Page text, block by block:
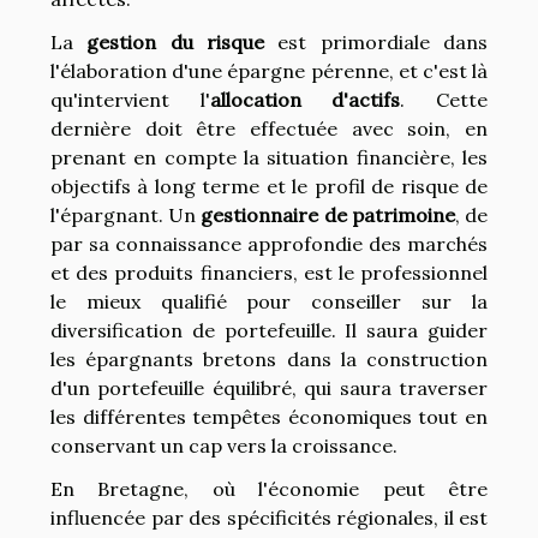
La gestion du risqueest primordiale dans
l'élaboration d'une épargne pérenne, et c'est là
qu'intervient l'allocation d'actifs. Cette
dernière doit être effectuée avec soin, en
prenant en compte la situation financière, les
objectifs à long terme et le profil de risque de
l'épargnant. Un gestionnaire de patrimoine, de
par sa connaissance approfondie des marchés
et des produits financiers, est le professionnel
le mieux qualifié pour conseiller sur la
diversification de portefeuille. Il saura guider
les épargnants bretons dans la construction
d'un portefeuille équilibré, qui saura traverser
les différentes tempêtes économiques tout en
conservant un cap vers la croissance.
En Bretagne, où l'économie peut être
influencée par des spécificités régionales, il est